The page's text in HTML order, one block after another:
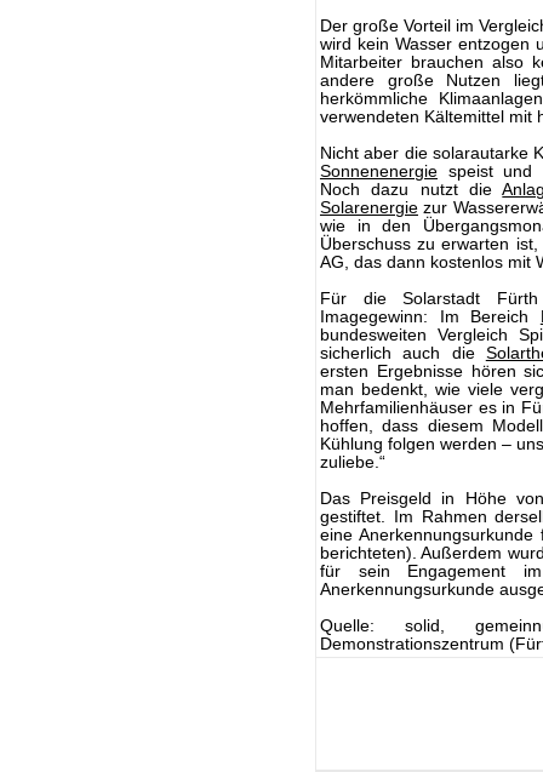
Der große Vorteil im
wird kein Wasser entzogen
Mitarbeiter brauchen also
andere große Nutzen
herkömmliche
verwendeten Kältemittel mit
Nicht aber die solarautarke
Sonnenenergie speist und
Noch dazu nutzt die
Solarenergie zur
wie in den
Überschuss zu erwarten
AG, das dann kostenlos mit
Für die Solarstadt
Imagegewinn: Im Bereich
bundesweiten Vergleich
sicherlich auch die
ersten Ergebnisse hören
man bedenkt, wie viele
Mehrfamilienhäuser es in
hoffen, dass diesem
Kühlung folgen werden –
zuliebe.“
Das Preisgeld in Höhe
gestiftet. Im Rahmen
eine
berichteten). Außerdem
für sein Engagement
Anerkennungsurkunde
Quelle: solid,
Demonstrationszentrum